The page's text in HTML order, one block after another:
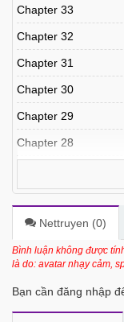
Chapter 33
Chapter 32
Chapter 31
Chapter 30
Chapter 29
Chapter 28
Chapter 26
Chapter 25
Chapter 24
Nettruyen (0)
Bình luận không được
là do: avatar nhạy cảm,
Bạn cần đăng nhập